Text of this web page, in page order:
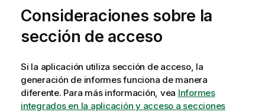
Consideraciones sobre la
sección de acceso
Si la aplicación utiliza sección de acceso, la
generación de informes funciona de manera
diferente. Para más información, vea Informes
integrados en la aplicación y acceso a secciones